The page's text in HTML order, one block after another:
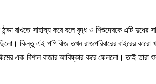
রাখতে সাহায্য করে বলে বৃদ্ধ ও শিশুদেরকে এটি
কিন্তু এই পপি বীজ তখন রাজপরিবারের বাইরের
এক বিশাল বাজার আবিষ্কার করে ফেললো। তাই